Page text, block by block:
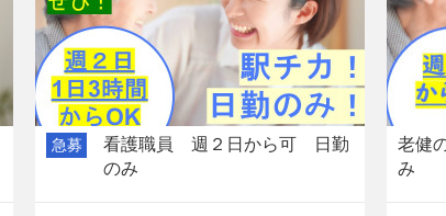
急募
看護職員 週２日から可 日勤
のみ
老健
み